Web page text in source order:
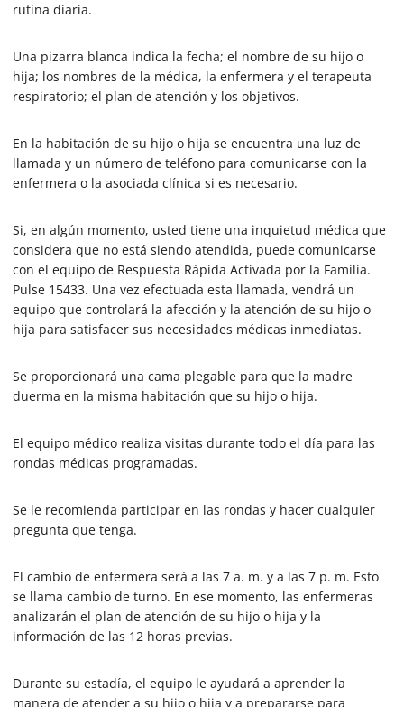
rutina diaria.
Una pizarra blanca indica la fecha; el nombre de su hijo o
hija; los nombres de la médica, la enfermera y el terapeuta
respiratorio; el plan de atención y los objetivos.
En la habitación de su hijo o hija se encuentra una luz de
llamada y un número de teléfono para comunicarse con la
enfermera o la asociada clínica si es necesario.
Si, en algún momento, usted tiene una inquietud médica que
considera que no está siendo atendida, puede comunicarse
con el equipo de Respuesta Rápida Activada por la Familia.
Pulse 15433. Una vez efectuada esta llamada, vendrá un
equipo que controlará la afección y la atención de su hijo o
hija para satisfacer sus necesidades médicas inmediatas.
Se proporcionará una cama plegable para que la madre
duerma en la misma habitación que su hijo o hija.
El equipo médico realiza visitas durante todo el día para las
rondas médicas programadas.
Se le recomienda participar en las rondas y hacer cualquier
pregunta que tenga.
El cambio de enfermera será a las 7 a. m. y a las 7 p. m. Esto
se llama cambio de turno. En ese momento, las enfermeras
analizarán el plan de atención de su hijo o hija y la
información de las 12 horas previas.
Durante su estadía, el equipo le ayudará a aprender la
manera de atender a su hijo o hija y a prepararse para